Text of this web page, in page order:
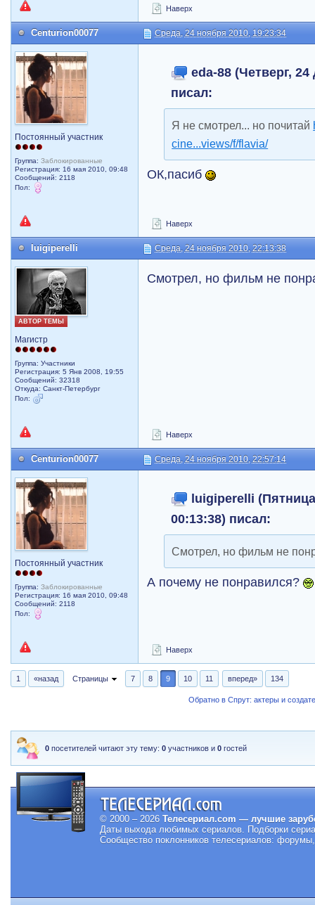
Наверх
Centurion00077 Среда, 24 ноября 2010, 19:23:34
Постоянный участник
Группа:Заблокированные
Регистрация: 16 мая 2010, 09:48
Сообщений: 2118
Пол:
eda-88 (Четверг,
писал:
Я не смотрел... но почитай
cine...views/f/flavia/
ОК,пасиб
Наверх
luigiperelli Среда, 24 ноября 2010, 22:13:38
АВТОР ТЕМЫ
Магистр
Группа: Участники
Регистрация: 5 Янв 2008, 19:55
Сообщений: 32318
Откуда: Санкт-Петербург
Пол:
Смотрел, но фильм не
Наверх
Centurion00077 Среда, 24 ноября 2010, 22:57:14
Постоянный участник
Группа:Заблокированные
Регистрация: 16 мая 2010, 09:48
Сообщений: 2118
Пол:
luigiperelli
00:13:38) писал:
Смотрел, но фильм не
А почему не понравился?
Наверх
1 «назад Страницы 7 8 9 10 11 вперед» 134
Обратно в Спрут: актеры и
0 посетителей читают эту тему:0 участников и0 гостей
© 2000 – 2026 Телесериал.com — лучшие
Даты выхода любимых сериалов. Подборки
Сообщество поклонников телесериалов: